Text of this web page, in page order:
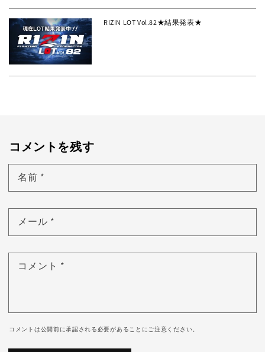
RIZIN LOT Vol.82★結果発表★
コメントを残す
名前 *
メール *
コメント *
コメントは公開前に承認される必要があることにご注意ください。